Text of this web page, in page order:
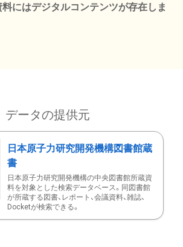
料にはデジタルコンテンツが存在しま
データの提供元
日本原子力研究開発機構図書館蔵
書
日本原子力研究開発機構の中央図書館所蔵資
料を対象とした検索データベース。同図書館
が所蔵する図書、レポート、会議資料、雑誌、
Docketが検索できる。